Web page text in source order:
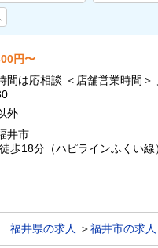
円〜
間は応相談 ＜店舗営業時間
外
井市
歩18分（ハピラインふくい
福井県の求人 ＞福井市の求人